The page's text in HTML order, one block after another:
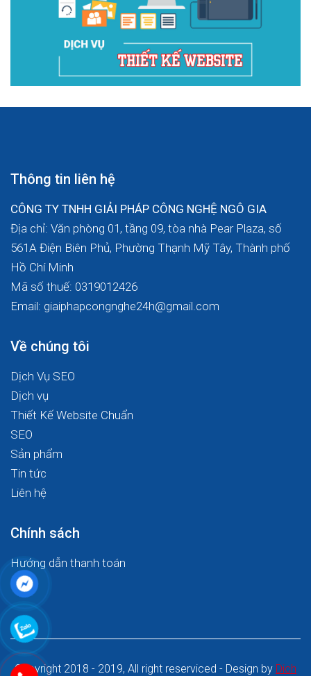
Thông tin liên hệ
CÔNG TY TNHH GIẢI PHÁP CÔNG NGHỆ NGÔ GIA
Địa chỉ: Văn phòng 01, tầng 09, tòa nhà Pear Plaza, số
561A Điện Biên Phủ, Phường Thạnh Mỹ Tây, Thành phố
Hồ Chí Minh
Mã số thuế: 0319012426
Email: giaiphapcongnghe24h@gmail.com
Về chúng tôi
Dịch Vụ SEO
Dịch vụ
Thiết Kế Website Chuẩn
SEO
Sản phẩm
Tin tức
Liên hệ
Chính sách
Hướng dẫn thanh toán
Copyright 2018 - 2019, All right reserviced - Design by Dich